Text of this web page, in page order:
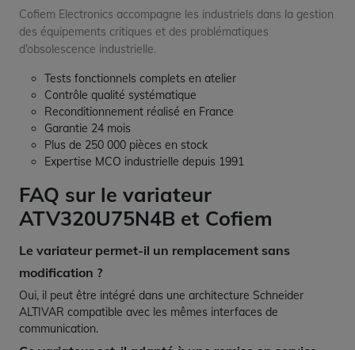
Cofiem Electronics accompagne les industriels dans la gestion
des équipements critiques et des problématiques
d’obsolescence industrielle.
Tests fonctionnels complets en atelier
Contrôle qualité systématique
Reconditionnement réalisé en France
Garantie 24 mois
Plus de 250 000 pièces en stock
Expertise MCO industrielle depuis 1991
FAQ sur le variateur
ATV320U75N4B et Cofiem
Le variateur permet-il un remplacement sans
modification ?
Oui, il peut être intégré dans une architecture Schneider
ALTIVAR compatible avec les mêmes interfaces de
communication.